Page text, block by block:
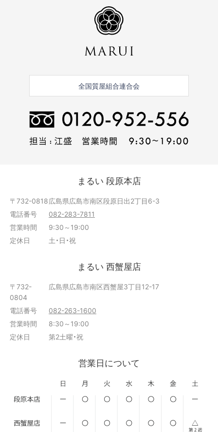
全国質屋組合連合会
まるい 段原本店
〒732-0818広島県広島市南区段原日出2丁目6-3
電話番号
082-283-7811
営業時間
9:30～19:00
定休日
土・日・祝
まるい 西蟹屋店
〒732-
0804
広島県広島市南区西蟹屋3丁目12-17
電話番号
082-263-1600
営業時間
8:30～19:00
定休日
第2土曜・祝
営業日について